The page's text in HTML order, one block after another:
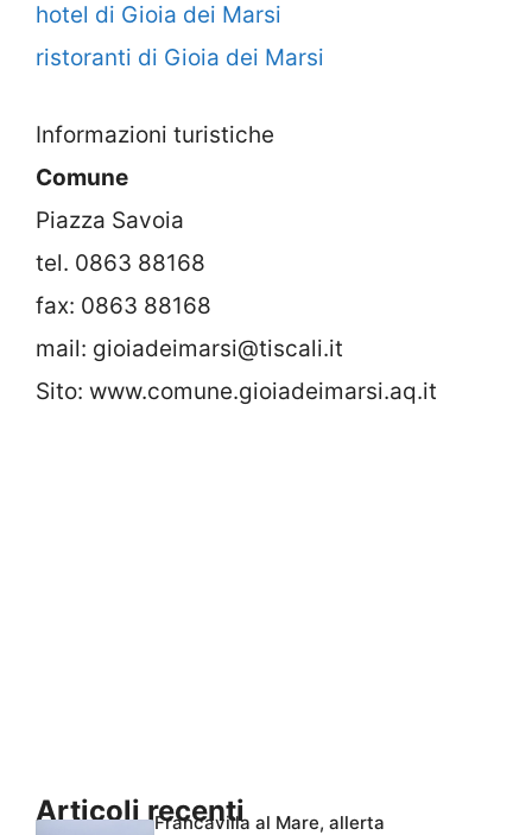
hotel di Gioia dei Marsi
ristoranti di Gioia dei Marsi
Informazioni turistiche
Comune
Piazza Savoia
tel. 0863 88168
fax: 0863 88168
mail: gioiadeimarsi@tiscali.it
Sito: www.comune.gioiadeimarsi.aq.it
Articoli recentiFrancavilla al Mare, allerta